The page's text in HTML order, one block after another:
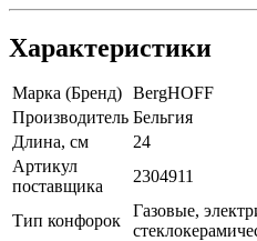
Характеристики
Марка (Бренд) BergHOFF
Производитель Бельгия
Длина, см
24
Артикул
поставщика
2304911
Тип конфорок
Газовые,